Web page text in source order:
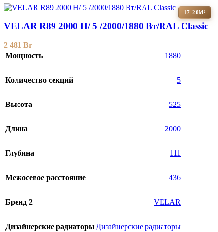
17-20М²
VELAR R89 2000 H/ 5 /2000/1880 Вт/RAL Classic
2 481 Br
Мощность
1880
Количество секций 5
Высота 525
Длина 2000
Глубина 111
Межосевое расстояние 436
Бренд 2 VELAR
Дизайнерские радиаторы Дизайнерские радиаторы